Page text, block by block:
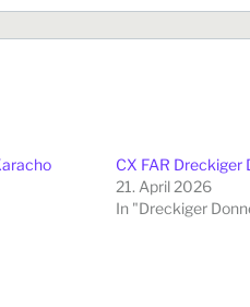
CX FAR Dreckiger
21. April 2026
In "Dreckiger